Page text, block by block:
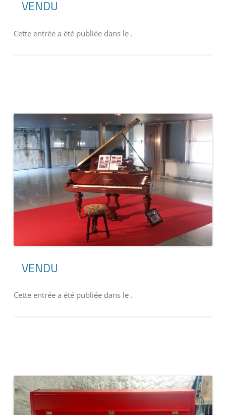
VENDU
Cette entrée a été publiée dans le .
VENDU
Cette entrée a été publiée dans le .